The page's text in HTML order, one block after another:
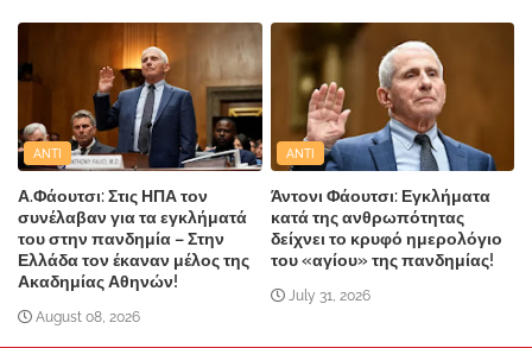
ANTI
Α.Φάουτσι: Στις ΗΠΑ τον
συνέλαβαν για τα εγκλήματά
του στην πανδημία – Στην
Ελλάδα τον έκαναν μέλος της
Ακαδημίας Αθηνών!
August 08, 2026
ANTI
Άντονι Φάουτσι: Εγκλήματα
κατά της ανθρωπότητας
δείχνει το κρυφό ημερολόγιο
του «αγίου» της πανδημίας!
July 31, 2026